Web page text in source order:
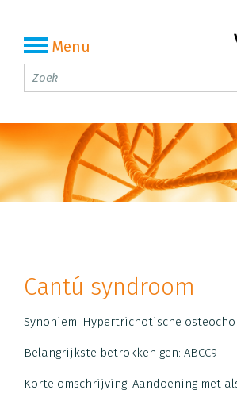
Menu
Cantú syndroom
Synoniem: Hypertrichotische
Belangrijkste betrokken gen: ABCC9
Korte omschrijving: Aandoening met